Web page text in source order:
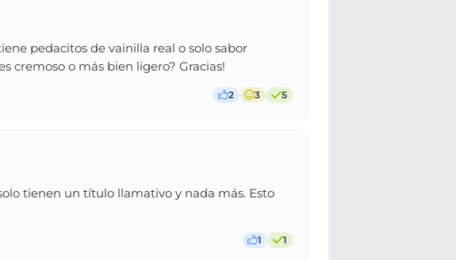
pedacitos de vainilla real o solo sabor
cremoso o más bien ligero? Gracias!
2 3 5
tienen un título llamativo y nada más. Esto
1 1